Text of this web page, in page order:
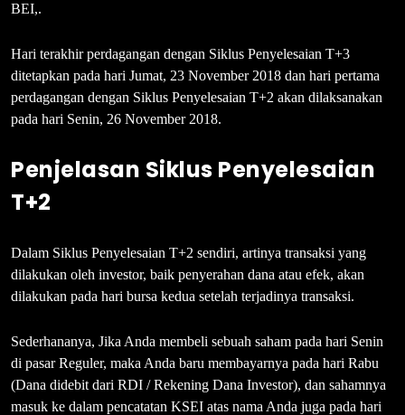
BEI,.
Hari terakhir perdagangan dengan Siklus Penyelesaian T+3
ditetapkan pada hari Jumat, 23 November 2018 dan hari pertama
perdagangan dengan Siklus Penyelesaian T+2 akan dilaksanakan
pada hari Senin, 26 November 2018.
Penjelasan Siklus Penyelesaian
T+2
Dalam Siklus Penyelesaian T+2 sendiri, artinya transaksi yang
dilakukan oleh investor, baik penyerahan dana atau efek, akan
dilakukan pada hari bursa kedua setelah terjadinya transaksi.
Sederhananya, Jika Anda membeli sebuah saham pada hari Senin
di pasar Reguler, maka Anda baru membayarnya pada hari Rabu
(Dana didebit dari RDI / Rekening Dana Investor), dan sahamnya
masuk ke dalam pencatatan KSEI atas nama Anda juga pada hari